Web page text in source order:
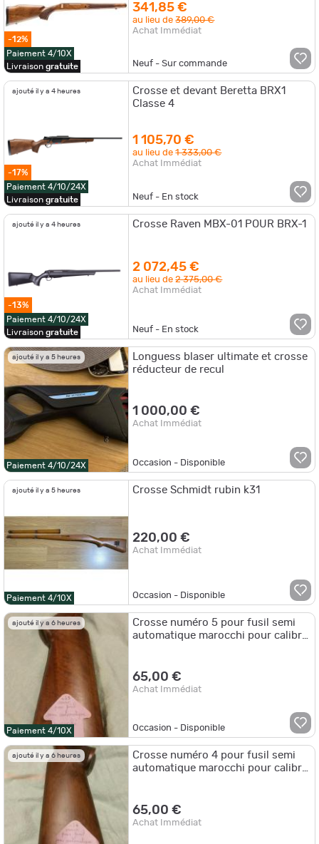
-12%
Paiement 4/10X
Livraison gratuite
341,85 €
au lieu de389,00 €
Achat Immédiat
Neuf - Sur commande
ajouté il y a 4 heures
-17%
Paiement 4/10/24X
Livraison gratuite
Crosse et devant Beretta BRX1
Classe 4
1 105,70 €
au lieu de1 333,00 €
Achat Immédiat
Neuf - En stock
ajouté il y a 4 heures
-13%
Paiement 4/10/24X
Livraison gratuite
Crosse Raven MBX-01 POUR BRX-1
2 072,45 €
au lieu de2 375,00 €
Achat Immédiat
Neuf - En stock
ajouté il y a 5 heures
Paiement 4/10/24X
Longuess blaser ultimate et crosse
réducteur de recul
1 000,00 €
Achat Immédiat
Occasion - Disponible
ajouté il y a 5 heures
Paiement 4/10X
Crosse Schmidt rubin k31
220,00 €
Achat Immédiat
Occasion - Disponible
ajouté il y a 6 heures
Paiement 4/10X
Crosse numéro 5 pour fusil semi
automatique marocchi pour calibre
65,00 €
Achat Immédiat
Occasion - Disponible
ajouté il y a 6 heures
Crosse numéro 4 pour fusil semi
automatique marocchi pour calibre
65,00 €
Achat Immédiat